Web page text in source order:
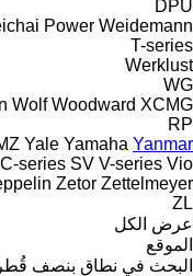
DPU
Power Weidemann
T-series
Werklust
WG
Wolf Woodward XCMG
RP
Yale Yamaha Yanmar
C-series SV V-series Vio
Zetor Zettelmeyer
ZL
عرض الكل
الموقع
البحث في نطاق بنصف قُطر